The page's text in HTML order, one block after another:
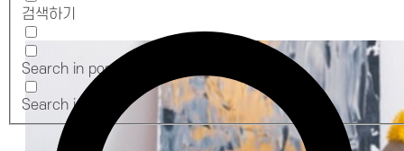
검색하기
Search in posts
Search in pages